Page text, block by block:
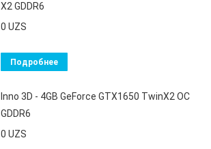
X2 GDDR6
0 UZS
Подробнее
Inno 3D - 4GB GeForce GTX1650 TwinX2 OC
GDDR6
0 UZS